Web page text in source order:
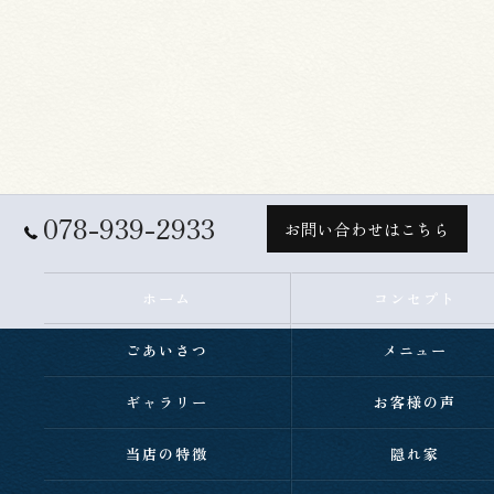
078-939-2933 お問い合わせはこちら
ホーム コンセプト
ごあいさつ メニュー
ギャラリー お客様の声
当店の特徴 隠れ家